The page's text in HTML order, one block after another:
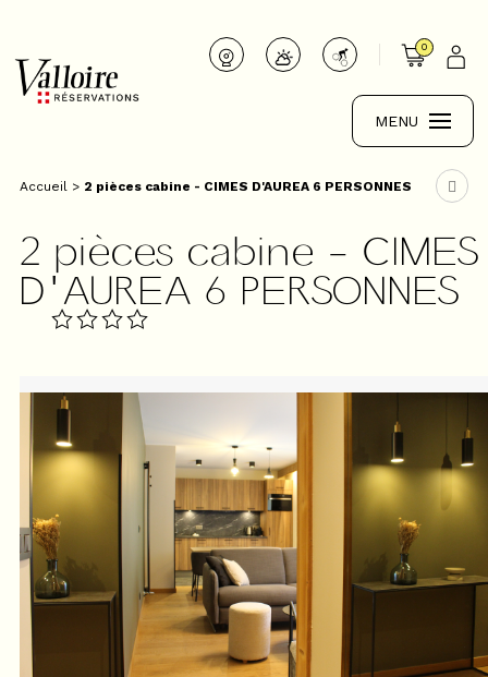
0
MENU
Accueil > 2 pièces cabine - CIMES D'AUREA 6 PERSONNES
2 pièces cabine - CIMES
D'AUREA 6 PERSONNES